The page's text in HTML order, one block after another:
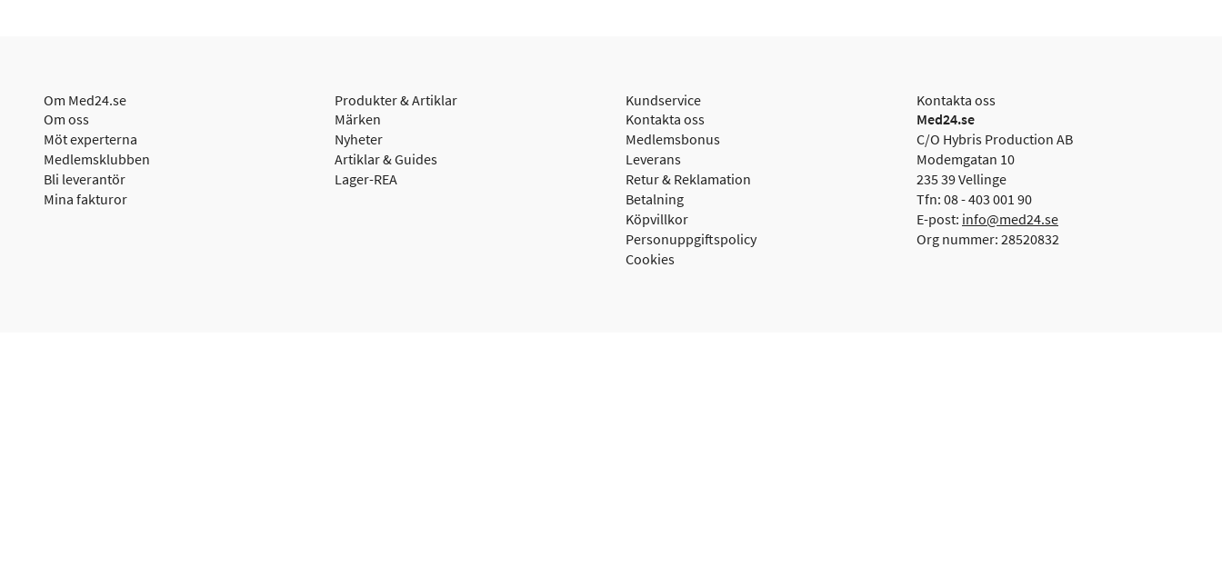
Om Med24.se
Om oss
Möt experterna
Medlemsklubben
Bli leverantör
Mina fakturor
Produkter & Artiklar
Märken
Nyheter
Artiklar & Guides
Lager-REA
Kundservice
Kontakta oss
Medlemsbonus
Leverans
Retur & Reklamation
Betalning
Köpvillkor
Personuppgiftspolicy
Cookies
Kontakta oss
Med24.se
C/O Hybris Production AB
Modemgatan 10
235 39 Vellinge
Tfn: 08 - 403 001 90
E-post: info@med24.se
Org nummer: 28520832